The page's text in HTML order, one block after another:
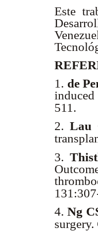
Este
1. de
511.
2. Lau
3.
4. Ng